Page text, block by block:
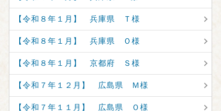
【令和８年１月】 兵庫県 Ｔ様
【令和８年１月】 兵庫県 Ｏ様
【令和８年１月】 京都府 Ｓ様
【令和７年１２月】 広島県 Ｍ様
【令和７年１１月】 広島県 Ｏ様